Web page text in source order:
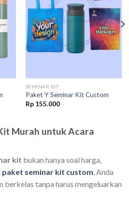
to
wishlist
SEMINAR KIT
Paket Y Seminar Kit Custom
Rp155.000
Murah untuk Acara
kit bukan hanya soal harga,
paket seminar kit custom , Anda
berkelas tanpa harus mengeluarkan